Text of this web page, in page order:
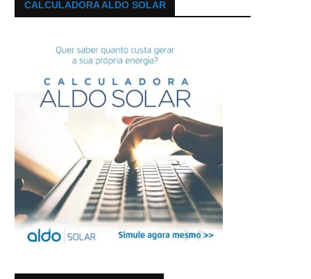
CALCULADORA ALDO SOLAR